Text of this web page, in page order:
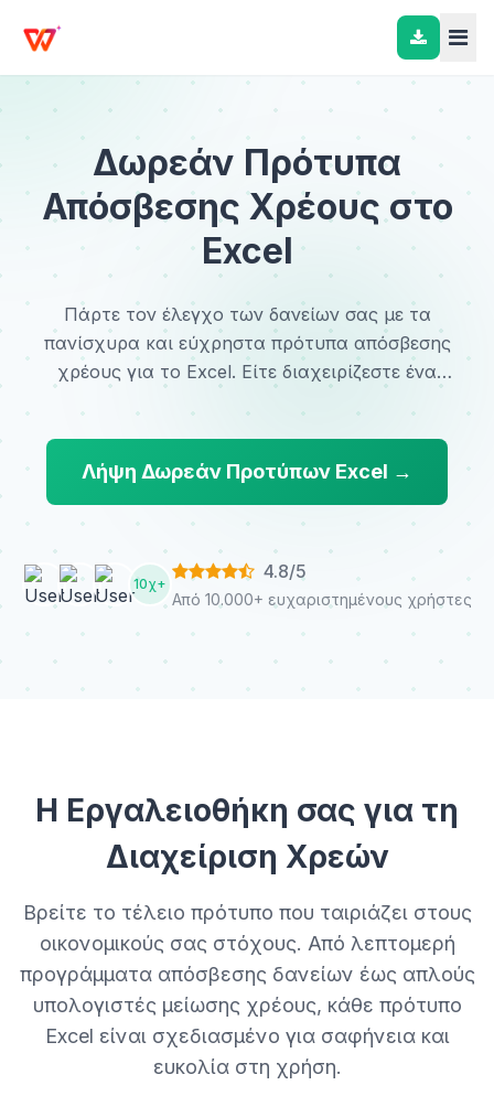
Δωρεάν Πρότυπα
Απόσβεσης Χρέους στο
Excel
Πάρτε τον έλεγχο των δανείων σας με τα
πανίσχυρα και εύχρηστα πρότυπα απόσβεσης
χρέους για το Excel. Είτε διαχειρίζεστε ένα
παρέχουν ένα σαφές πρόγραμμα των πληρωμών
σας, βοηθώντας σας να παρακολουθείτε το
χρόνου. Κατεβάστε τα τώρα και ξεκινήστε το
ταξίδι σας προς μια ζωή χωρίς χρέη.
Λήψη Δωρεάν Προτύπων Excel →
10χ+
4.8/5
Από 10.000+ ευχαριστημένους χρήστες
Η Εργαλειοθήκη σας για τη
Διαχείριση Χρεών
Βρείτε το τέλειο πρότυπο που ταιριάζει στους
οικονομικούς σας στόχους. Από λεπτομερή
προγράμματα απόσβεσης δανείων έως απλούς
υπολογιστές μείωσης χρέους, κάθε πρότυπο
Excel είναι σχεδιασμένο για σαφήνεια και
ευκολία στη χρήση.